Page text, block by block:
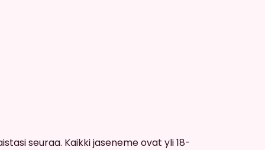
seuraa. Kaikki jaseneme ovat yli 18-